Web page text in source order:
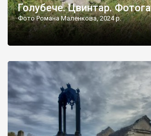
Голубече. Цвинтар.
Фото Романа Маленкова, 2024 р.